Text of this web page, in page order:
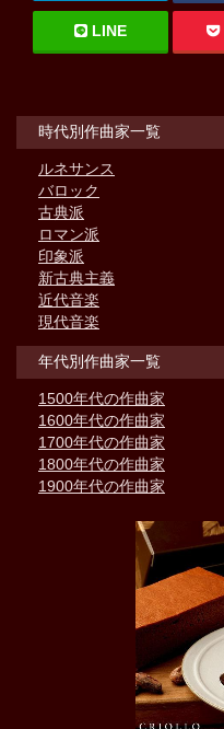
LINE
時代別作曲家一覧
ルネサンス
バロック
古典派
ロマン派
印象派
新古典主義
近代音楽
現代音楽
年代別作曲家一覧
1500年代の作曲家
1600年代の作曲家
1700年代の作曲家
1800年代の作曲家
1900年代の作曲家